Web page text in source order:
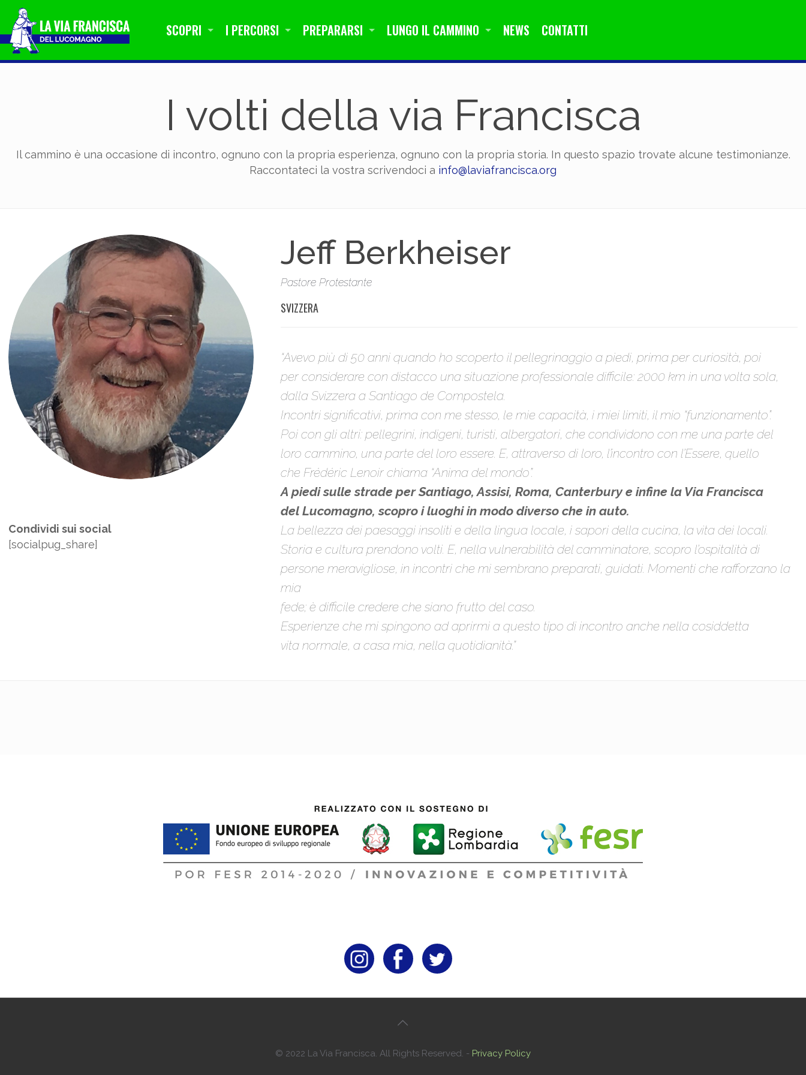
SCOPRI I PERCORSI PREPARARSI LUNGO IL CAMMINO NEWS CONTATTI
I volti della via Francisca
Il cammino è una occasione di incontro, ognuno con la propria esperienza, ognuno con la propria storia. In questo spazio trovate alcune testimonianze.
Raccontateci la vostra scrivendoci a info@laviafrancisca.org
Condividi sui social
[socialpug_share]
Jeff Berkheiser
Pastore Protestante
SVIZZERA
“Avevo più di 50 anni quando ho scoperto il pellegrinaggio a piedi, prima per curiosità, poi
per considerare con distacco una situazione professionale difficile: 2000 km in una volta sola,
dalla Svizzera a Santiago de Compostela.
Incontri significativi, prima con me stesso, le mie capacità, i miei limiti, il mio “funzionamento”.
Poi con gli altri: pellegrini, indigeni, turisti, albergatori, che condividono con me una parte del
loro cammino, una parte del loro essere. E, attraverso di loro, l’incontro con l’Essere, quello
che Frédéric Lenoir chiama “Anima del mondo”.
A piedi sulle strade per Santiago, Assisi, Roma, Canterbury e infine la Via Francisca
del Lucomagno, scopro i luoghi in modo diverso che in auto.
La bellezza dei paesaggi insoliti e della lingua locale, i sapori della cucina, la vita dei locali.
Storia e cultura prendono volti. E, nella vulnerabilità del camminatore, scopro l’ospitalità di
persone meravigliose, in incontri che mi sembrano preparati, guidati. Momenti che rafforzano la
mia
fede; è difficile credere che siano frutto del caso.
Esperienze che mi spingono ad aprirmi a questo tipo di incontro anche nella cosiddetta
vita normale, a casa mia, nella quotidianità.”
© 2022 La Via Francisca. All Rights Reserved. - Privacy Policy